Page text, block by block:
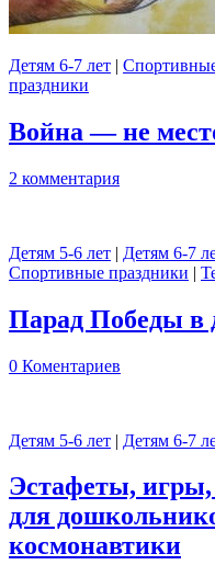
Детям 6-7 лет |
праздники
Война — не
2 комментария
Детям 5-6 лет | Детям 6-7
Спортивные праздники |
Парад Победы в
0 Коментариев
Детям 5-6 лет | Детям 6-7
Эстафеты,
для
космонавтики